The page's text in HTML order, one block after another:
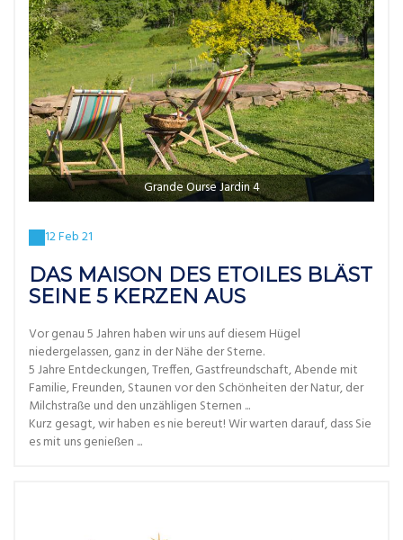
Grande Ourse Jardin 4
12 Feb 21
DAS MAISON DES ETOILES BLÄST
SEINE 5 KERZEN AUS
Vor genau 5 Jahren haben wir uns auf diesem Hügel
niedergelassen, ganz in der Nähe der Sterne.
5 Jahre Entdeckungen, Treffen, Gastfreundschaft, Abende mit
Familie, Freunden, Staunen vor den Schönheiten der Natur, der
Milchstraße und den unzähligen Sternen ...
Kurz gesagt, wir haben es nie bereut! Wir warten darauf, dass Sie
es mit uns genießen ...